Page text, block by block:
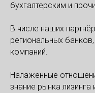
бухгалтерским и
В числе наших
региональных
компаний.
Налаженные
знание рынка